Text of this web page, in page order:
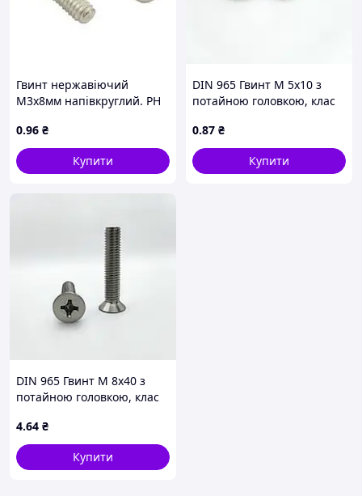
Гвинт нержавіючий
М3х8мм напівкруглий. PH
0.96 ₴
Купити
DIN 965 Гвинт М 5х10 з
потайною головкою, клас
0.87 ₴
Купити
DIN 965 Гвинт М 8х40 з
потайною головкою, клас
4.64 ₴
Купити